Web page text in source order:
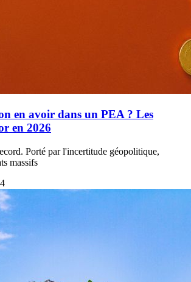
en avoir dans un PEA ? Les
en 2026
Porté par l'incertitude géopolitique,
massifs